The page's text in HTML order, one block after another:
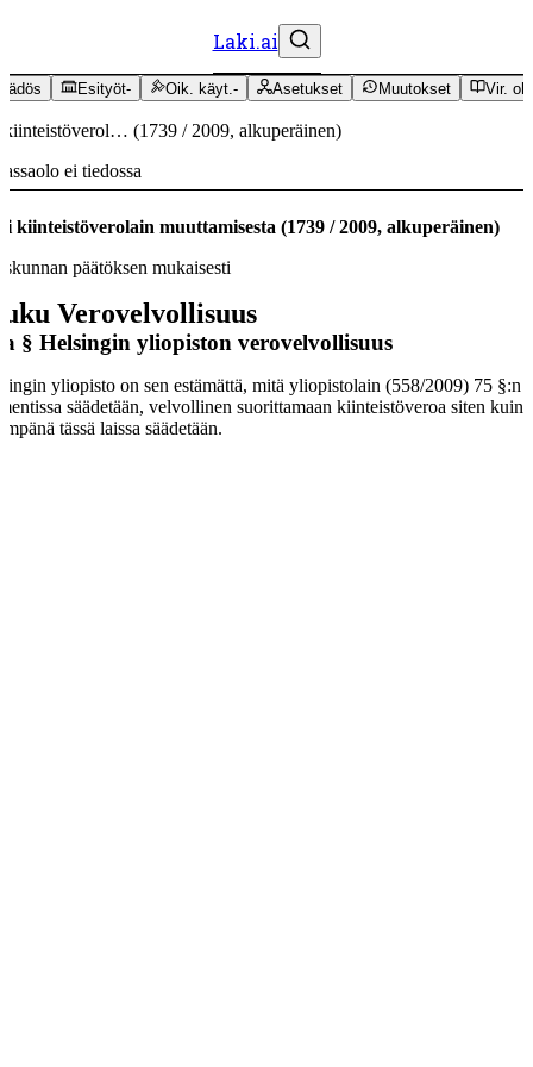
Laki.ai
Esityöt- Oik. käyt.- Asetukset Muutokset Vir.
(1739 / 2009, alkuperäinen)
ei tiedossa
kiinteistöverolain muuttamisesta (1739 /2009, alkuperäinen)
päätöksen mukaisesti
Verovelvollisuus
§ Helsingin yliopiston verovelvollisuus
yliopisto on sen estämättä, mitä yliopistolain (558/2009) 75 §:n
säädetään, velvollinen suorittamaan kiinteistöveroa siten kuin
tässä laissa säädetään.